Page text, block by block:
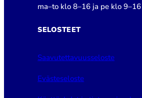
ma–to klo 8–16 ja pe klo 9–16
SELOSTEET
Saavutettavuusseloste
Evästeseloste